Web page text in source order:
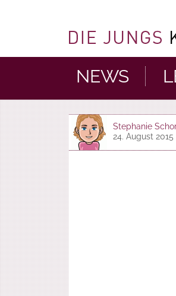
NEWS
Stephanie
24. August 2015